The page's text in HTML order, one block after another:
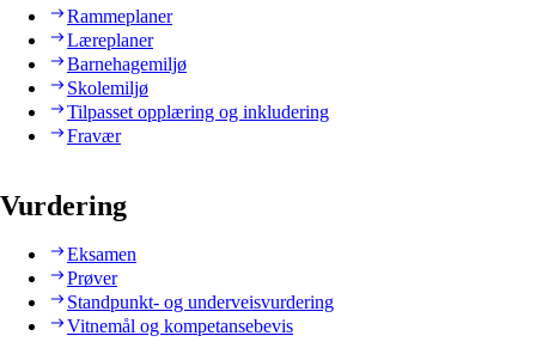
Rammeplaner
Læreplaner
Barnehagemiljø
Skolemiljø
Tilpasset opplæring og inkludering
Fravær
Vurdering
Eksamen
Prøver
Standpunkt- og underveisvurdering
Vitnemål og kompetansebevis